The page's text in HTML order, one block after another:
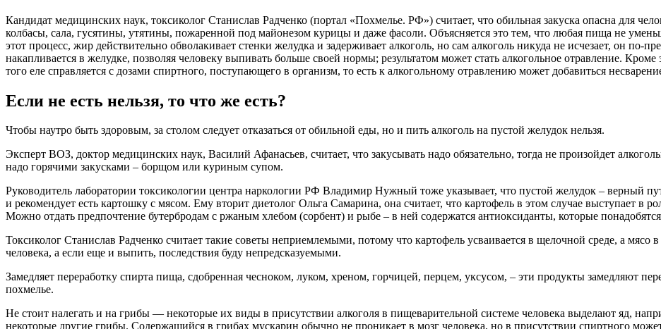
Кандидат медицинских наук, токсиколог Станислав Радченко (портал «Похмелье. РФ») считает, что обильная закуска опасна для
колбасы, сала, гусятины, утятины, пожаренной под майонезом курицы и даже фасоли. Объясняется это тем, что любая пища не
этот процесс, жир действительно обволакивает стенки желудка и задерживает алкоголь, но сам алкоголь никуда не исчезает, он
накапливается в желудке, позволяя человеку выпивать больше своей нормы; результатом может стать алкогольное отравление. Кроме
того еле справляется с дозами спиртного, поступающего в организм, то есть к алкогольному отравлению может добавиться
Если не есть нельзя, то что же есть?
Чтобы наутро быть здоровым, за столом следует отказаться от обильной еды, но и пить алкоголь на пустой желудок нельзя.
Эксперт ВОЗ, доктор медицинских наук, Василий Афанасьев, считает, что закусывать надо обязательно, тогда не произойдет
надо горячими закусками – борщом или куриным супом.
Руководитель лаборатории токсикологии центра наркологии РФ Владимир Нужный тоже указывает, что пустой желудок – верный
и рекомендует есть картошку с мясом. Ему вторит диетолог Ольга Самарина, она считает, что картофель в этом случае выступает в
Можно отдать предпочтение бутербродам с ржаным хлебом (сорбент) и рыбе – в ней содержатся антиоксиданты, которые
Токсиколог Станислав Радченко считает такие советы неприемлемыми, потому что картофель усваивается в щелочной среде, а мясо
человека, а если еще и выпить, последствия буду непредсказуемыми.
Замедляет переработку спирта пища, сдобренная чесноком, луком, хреном, горчицей, перцем, уксусом, – эти продукты замедляют
похмелье.
Не стоит налегать и на грибы — некоторые их виды в присутствии алкоголя в пищеварительной системе человека выделают яд,
некоторые другие грибы. Содержащийся в грибах мускарин обычно не проникает в мозг человека, но в присутствии спиртного